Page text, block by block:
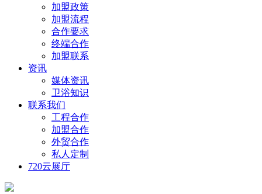
加盟政策
加盟流程
合作要求
终端合作
加盟联系
资讯
媒体资讯
卫浴知识
联系我们
工程合作
加盟合作
外贸合作
私人定制
720云展厅